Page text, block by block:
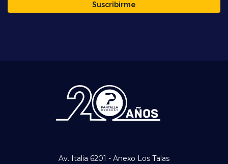
Suscribirme
Av. Italia 6201 - Anexo Los Talas